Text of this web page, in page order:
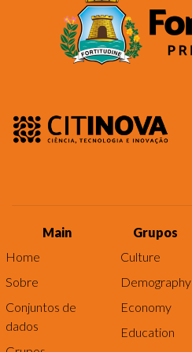
Main
Home
Sobre
Conjuntos de
dados
Grupos
Culture
Demography
Economy
Education